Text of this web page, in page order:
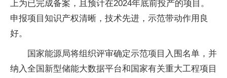
上为已完成备案，且预计在2024年底前投产的项目。
申报项目知识产权清晰，技术先进，示范带动作用良
好。
国家能源局将组织评审确定示范项目入围名单，并
纳入全国新型储能大数据平台和国家有关重大工程项目